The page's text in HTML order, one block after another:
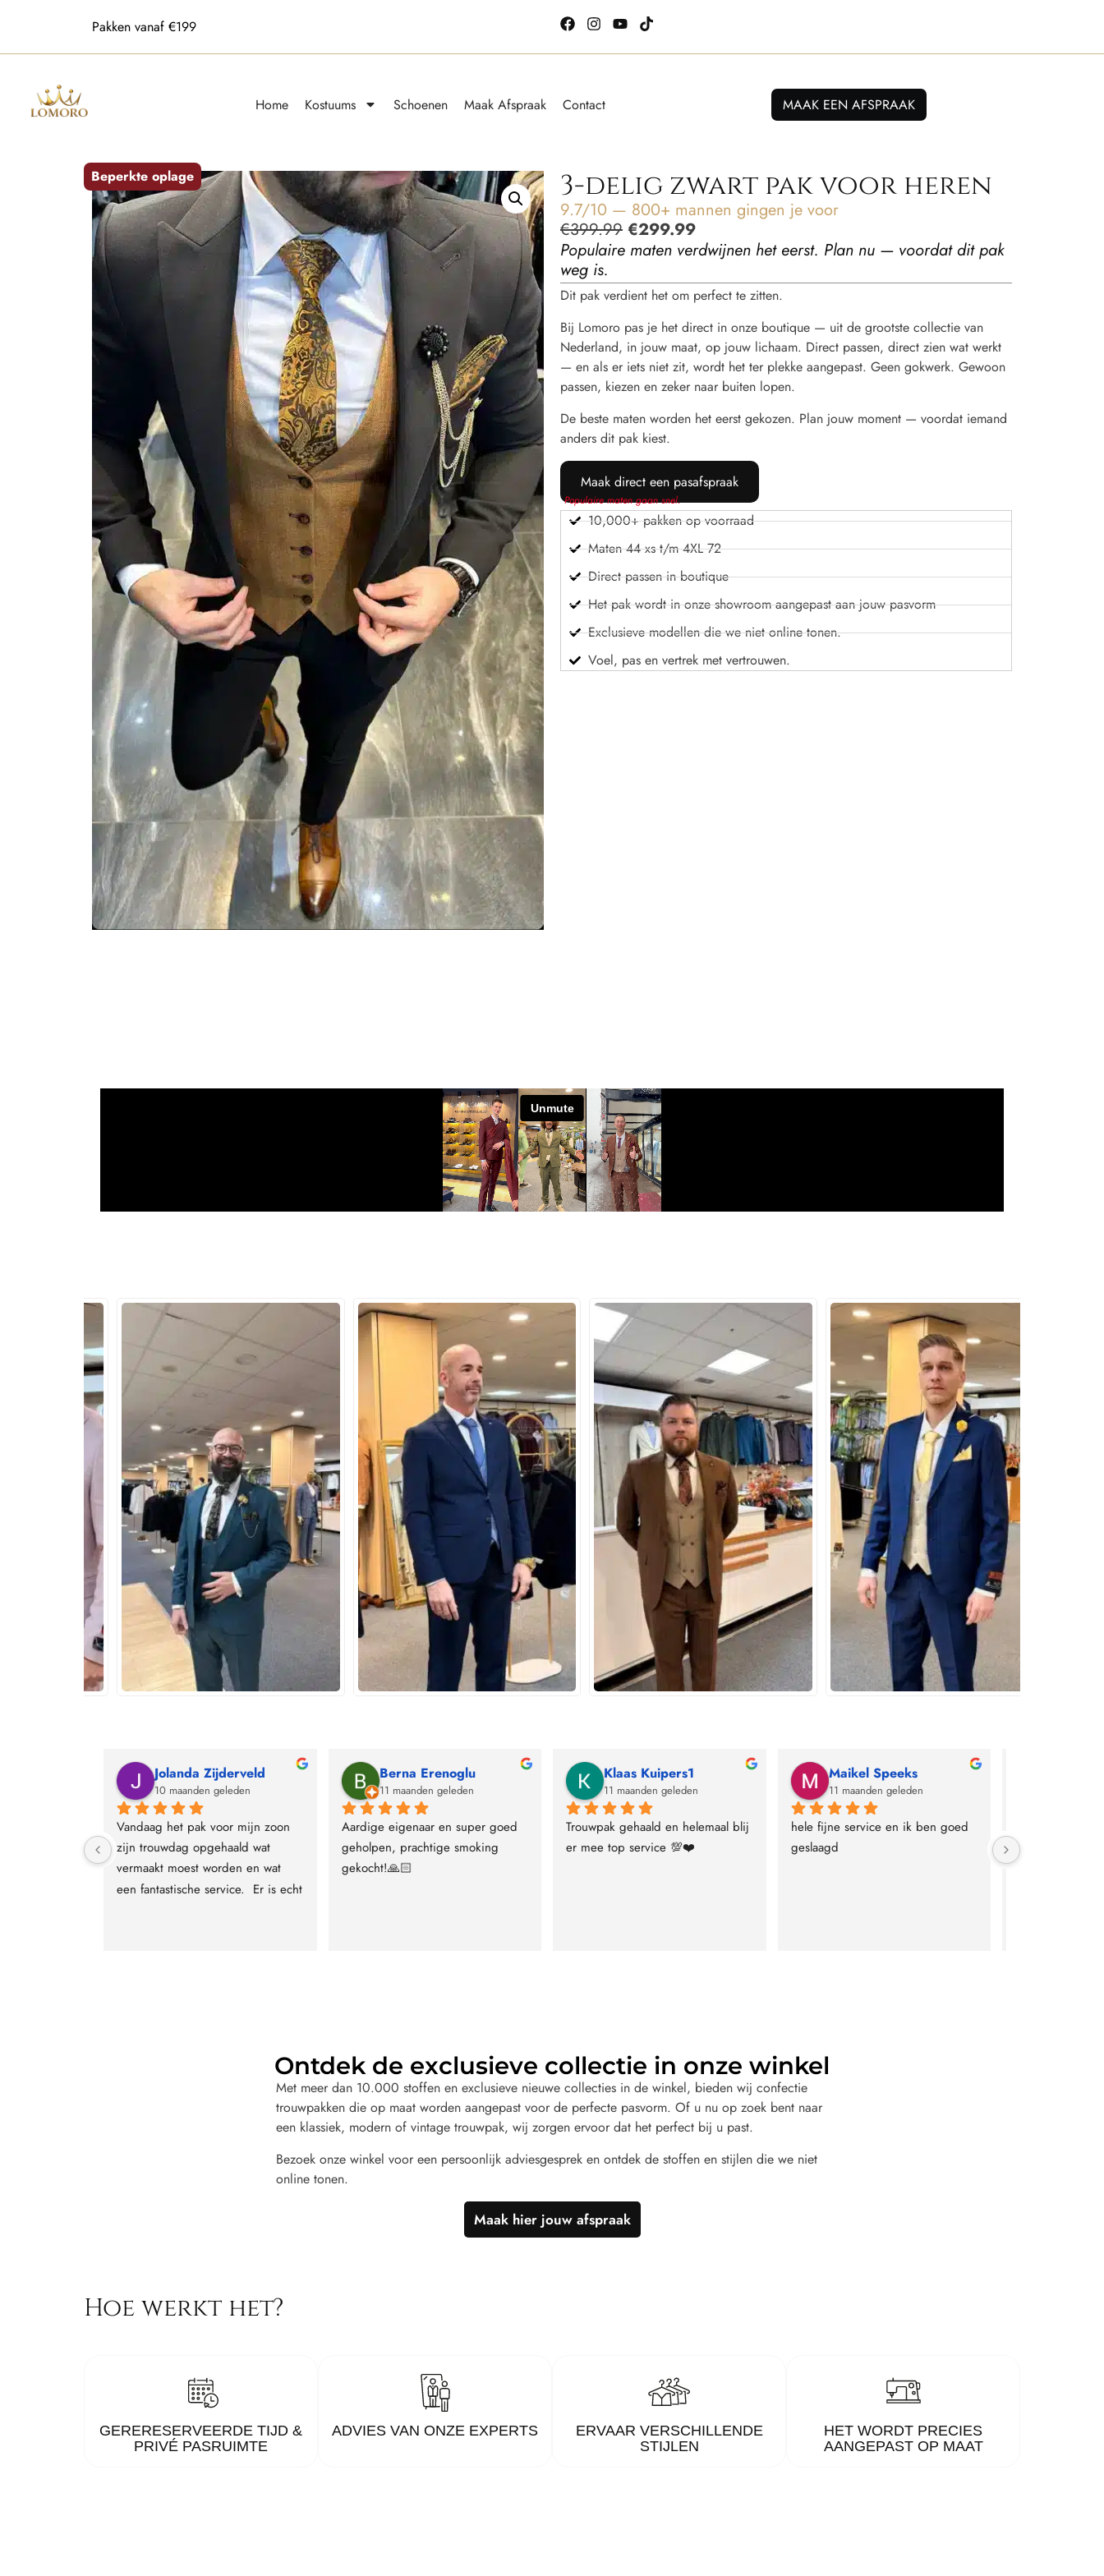
Alle maten beschikbaar
Home Kostuums Schoenen Maak Afspraak Contact MAAK EEN AFSPRAAK
Beperkte oplage 3-delig zwart pak voor heren
9.7/10 — 800+ mannen gingen je voor
€399.99 €299.99
Populaire maten verdwijnen het eerst. Plan nu — voordat dit pak
weg is.
Dit pak verdient het om perfect te zitten.
Bij Lomoro pas je het direct in onze boutique — uit de grootste collectie van
Nederland, in jouw maat, op jouw lichaam. Direct passen, direct zien wat werkt
— en als er iets niet zit, wordt het ter plekke aangepast. Geen gokwerk. Gewoon
passen, kiezen en zeker naar buiten lopen.
De beste maten worden het eerst gekozen. Plan jouw moment — voordat iemand
anders dit pak kiest.
Maak direct een pasafspraak
Populaire maten gaan snel.
10,000+ pakken op voorraad
Maten 44 xs t/m 4XL 72
Direct passen in boutique
Het pak wordt in onze showroom aangepast aan jouw pasvorm
Exclusieve modellen die we niet online tonen.
Voel, pas en vertrek met vertrouwen.
Jolanda Zijderveld
10 maanden geleden
Vandaag het pak voor mijn zoon
zijn trouwdag opgehaald wat
vermaakt moest worden en wat
een fantastische service.  Er is echt
Berna Erenoglu
11 maanden geleden
Aardige eigenaar en super goed
geholpen, prachtige smoking
gekocht!🙏🏻
Klaas Kuipers1
11 maanden geleden
Trouwpak gehaald en helemaal blij
er mee top service 💯❤️
Maikel Speeks
11 maanden geleden
hele fijne service en ik ben goed
geslaagd
Ontdek de exclusieve collectie in onze winkel
Met meer dan 10.000 stoffen en exclusieve nieuwe collecties in de winkel, bieden wij confectie
trouwpakken die op maat worden aangepast voor de perfecte pasvorm. Of u nu op zoek bent naar
een klassiek, modern of vintage trouwpak, wij zorgen ervoor dat het perfect bij u past.
Bezoek onze winkel voor een persoonlijk adviesgesprek en ontdek de stoffen en stijlen die we niet
online tonen.
Maak hier jouw afspraak
Hoe werkt het?
GERERESERVEERDE TIJD &
PRIVÉ PASRUIMTE
ADVIES VAN ONZE EXPERTS
ERVAAR VERSCHILLENDE
STIJLEN
HET WORDT PRECIES
AANGEPAST OP MAAT